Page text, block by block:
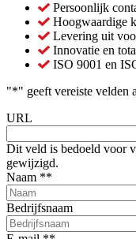
Persoonlijk
Hoogwaardige
Levering uit
Innovatie en
ISO 9001 en
"*" geeft vereiste velden
URL
Dit veld is bedoeld voor
gewijzigd.
Naam **
Bedrijfsnaam